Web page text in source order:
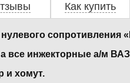
Как купить
сопротивления
все инжекторные а/м
и хомут.